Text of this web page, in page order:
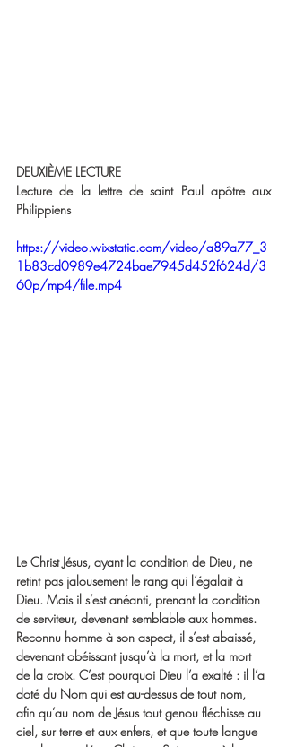
DEUXIÈME LECTURE
Lecture de la lettre de saint Paul apôtre aux
Philippiens
https://video.wixstatic.com/video/a89a77_3
1b83cd0989e4724bae7945d452f624d/3
60p/mp4/file.mp4
Le Christ Jésus, ayant la condition de Dieu, ne
retint pas jalousement le rang qui l’égalait à
Dieu. Mais il s’est anéanti, prenant la condition
de serviteur, devenant semblable aux hommes.
Reconnu homme à son aspect, il s’est abaissé,
devenant obéissant jusqu’à la mort, et la mort
de la croix. C’est pourquoi Dieu l’a exalté : il l’a
doté du Nom qui est au-dessus de tout nom,
afin qu’au nom de Jésus tout genou fléchisse au
ciel, sur terre et aux enfers, et que toute langue